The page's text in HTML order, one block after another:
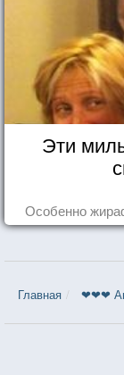
Эти
Особенно
Главная ❤❤❤